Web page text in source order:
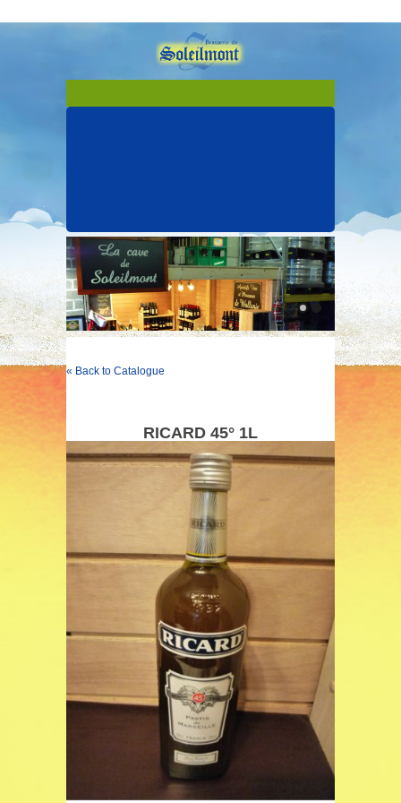
« Back to Catalogue
RICARD 45° 1L